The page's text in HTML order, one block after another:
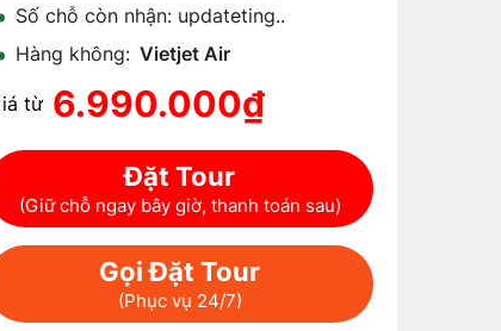
Số chỗ còn nhận: updateting..
Hàng không: Vietjet Air
từ 6.990.000₫
Đặt Tour
(Giữ chỗ ngay bây giờ, thanh toán sau)
Gọi Đặt Tour
(Phục vụ 24/7)